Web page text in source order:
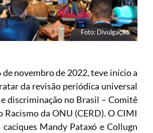
Foto: Divulgação.
de novembro de 2022, teve início a
da revisão periódica universal
discriminação no Brasil – Comitê
Racismo da ONU (CERD). O CIMI
caciques Mandy Pataxó e Collugn